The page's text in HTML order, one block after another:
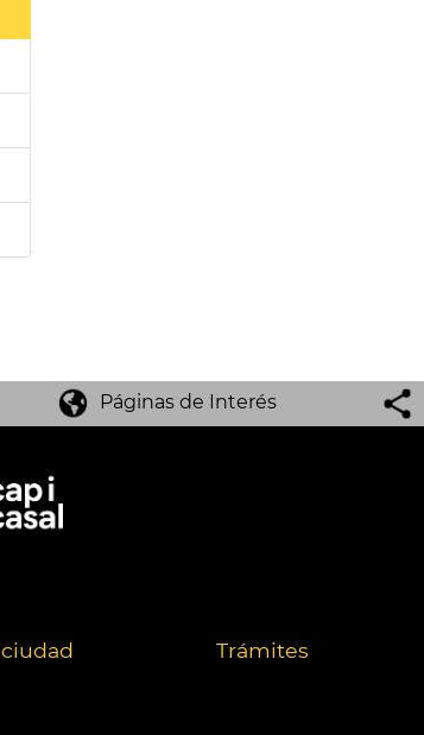
Páginas de Interés
ciudad Trámites